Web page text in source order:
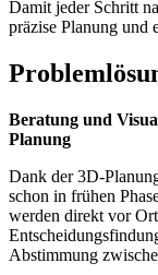
Damit jeder Schritt
präzise Planung und
Beratung und
Planung
Dank der 3D-
schon in frühen
werden direkt vor
Abstimmung